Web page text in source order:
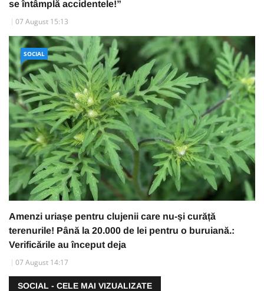
se întâmplă accidentele!”
07 August 15:13
SOCIAL
Amenzi uriașe pentru clujenii care nu-și curăță
terenurile! Până la 20.000 de lei pentru o buruiană.:
Verificările au început deja
07 August 14:17
SOCIAL - CELE MAI VIZUALIZATE